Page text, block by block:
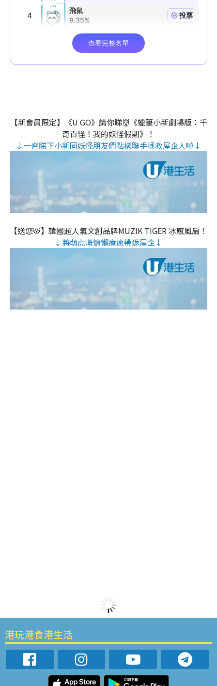
【新會員限定】《U GO》請你睇👹《蠟筆小新劇場版：千
奇百怪！我的妖怪假期》！
↓一齊睇下小新同妖怪朋友們點樣聯手拯救屋企人啦↓
【送您🐯】韓國超人氣文創品牌MUZIK TIGER 冰感風扇！
↓將萌虎嘅慵懶療癒帶返屋企↓
港玩港食港生活